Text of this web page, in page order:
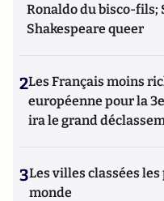
Ronaldo du bisco-fils;
Shakespeare queer
2Les Français moins
européenne pour la
ira le grand
3Les villes classées
monde